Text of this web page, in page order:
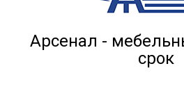
Арсенал -
срок